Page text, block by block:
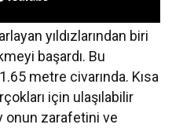
yıldızlarından biri
başardı. Bu
metre civarında. Kısa
için ulaşılabilir
onun zarafetini ve